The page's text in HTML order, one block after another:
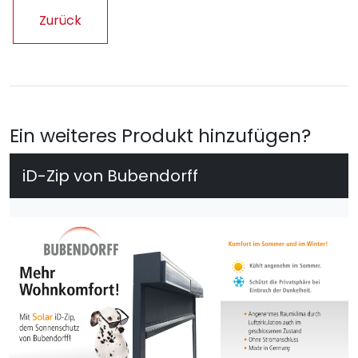
Zurück
Ein weiteres Produkt hinzufügen?
iD-Zip von Bubendorff